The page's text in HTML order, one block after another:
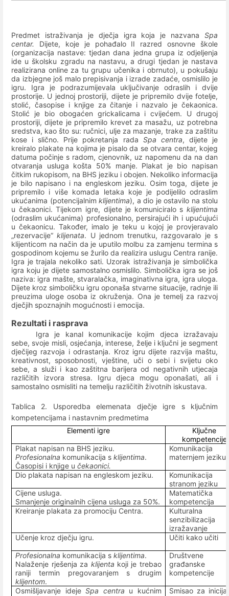
Predmet istraživanja je dječja igra koja je nazvana Spa
centar. Dijete, koje je pohađalo II razred osnovne škole
(organizacija nastave: tjedan dana jedna grupa iz odjeljenja
ide u školsku zgradu na nastavu, a drugi tjedan je nastava
realizirana online za tu grupu učenika i obrnuto), u pokušaju
da izbjegne još malo prepisivanja i izrade zadaće, osmislilo je
igru. Igra je podrazumijevala uključivanje odraslih i dvije
prostorije. U jednoj prostoriji, dijete je pripremilo dvije fotelje,
stolić, časopise i knjige za čitanje i nazvalo je čekaonica.
Stolić je bio obogaćen grickalicama i cvijećem. U drugoj
prostoriji, dijete je pripremilo krevet za masažu, uz potrebna
sredstva, kao što su: ručnici, ulje za mazanje, trake za zaštitu
kose i slično. Prije pokretanja rada Spa centra, dijete je
kreiralo plakate na kojima je pisalo da se otvara centar, kojeg
datuma počinje s radom, cjenovnik, uz napomenu da na dan
otvaranja usluga košta 50% manje. Plakat je bio napisan
čitkim rukopisom, na BHS jeziku i obojen. Nekoliko informacija
je bilo napisano i na engleskom jeziku. Osim toga, dijete je
pripremilo i više komada letaka koje je podijelilo odraslim
ukućanima (potencijalnim klijentima), a dio je ostavilo na stolu
u čekaonici. Tijekom igre, dijete je komuniciralo s klijentima
(odraslim ukućanima) profesionalno, persirajući ih i upućujući
u čekaonicu. Također, imalo je teku u kojoj je provjeravalo
„rezervacije“klijenata. U jednom trenutku, razgovaralo je s
klijenticom na način da je uputilo molbu za zamjenu termina s
gospodinom kojemu se žurilo da realizira uslugu Centra ranije.
Igra je trajala nekoliko sati. Uzorak istraživanja je simbolička
igra koju je dijete samostalno osmislilo. Simbolička igra se još
naziva: igra mašte, stvaralačka, imaginativna igra, igra uloga.
Dijete kroz simboličku igru oponaša stvarne situacije, radnje ili
preuzima uloge osoba iz okruženja. Ona je temelj za razvoj
dječjih spoznajnih mogućnosti i emocija.
Rezultati i rasprava
Igra je kanal komunikacije kojim djeca izražavaju
sebe, svoje misli, osjećanja, interese, želje i ključni je segment
dječijeg razvoja i odrastanja. Kroz igru dijete razvija maštu,
kreativnost, sposobnosti, vještine, uči o sebi i svijetu oko
sebe, a služi i kao zaštitna barijera od negativnih utjecaja
različitih izvora stresa. Igru djeca mogu oponašati, ali i
samostalno osmisliti na temelju različitih životnih iskustava.
Tablica 2. Usporedba elemenata dječje igre s ključnim
kompetencijama i nastavnim predmetima
Elementi igre
Ključne
kompetencije
Plakat napisan na BHS jeziku.
Profesionalna komunikacija sklijentima.
Časopisi i knjige učekaonici.
Komunikacija
maternjem jeziku
Dio plakata napisan na engleskom jeziku.
Komunikacija
stranom jeziku
Cijene usluga.
Smanjenje originalnih cijena usluga za 50%.
Matematička
kompetencija
Kreiranje plakata za promociju Centra.
Kulturalna
izražavanje
Učenje kroz dječju igru.
Učiti kako učiti
Profesionalna komunikacija sklijentima.
Nalaženje rješenja za klijenta koji je trebao
raniji termin pregovaranjem s drugim
klijentom.
građanske
kompetencije
Osmišljavanje idejeSpa centra u kućnim
Smisao za